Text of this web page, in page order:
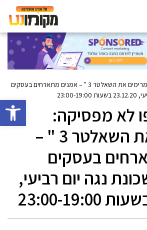
פתח
תל אביב-יפו לא מפסיקה: "מרימים את השאלטר 3 " – אמנים מתארחים בעסקים
לא מפסיקה:
"מרימים את השאלטר 3 " –
בעסקים
נגה יום רביעי,